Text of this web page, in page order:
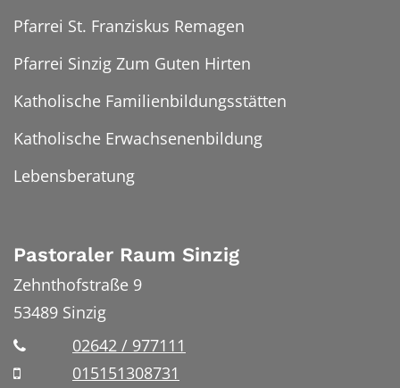
Pfarrei St. Franziskus Remagen
Pfarrei Sinzig Zum Guten Hirten
Katholische Familienbildungsstätten
Katholische Erwachsenenbildung
Lebensberatung
Pastoraler Raum Sinzig
Zehnthofstraße 9
53489 Sinzig
02642 / 977111
015151308731